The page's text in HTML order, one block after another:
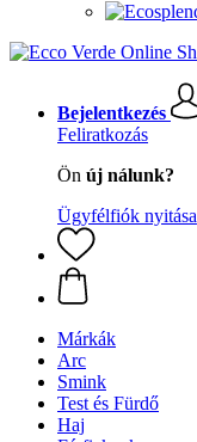
Bejelentkezés
Feliratkozás
Ön új nálunk?
Ügyfélfiók nyitása
Márkák
Arc
Smink
Test és Fürdő
Haj